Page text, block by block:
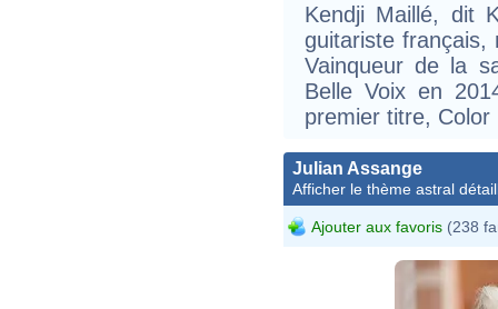
Kendji Maillé, dit
guitariste français,
Vainqueur de la
Belle Voix en
premier titre, Color
Julian Assange
Afficher le thème astral
Ajouter aux favoris (238